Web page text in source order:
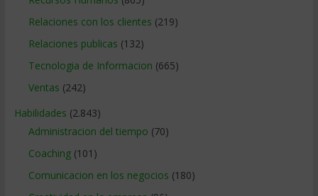
Relaciones con los clientes (219)
Relaciones publicas (132)
Tecnologia de Informacion (665)
Ventas (242)
Habilidades (2.843)
Administracion del tiempo (70)
Coaching(101)
Comunicacion en los negocios (180)